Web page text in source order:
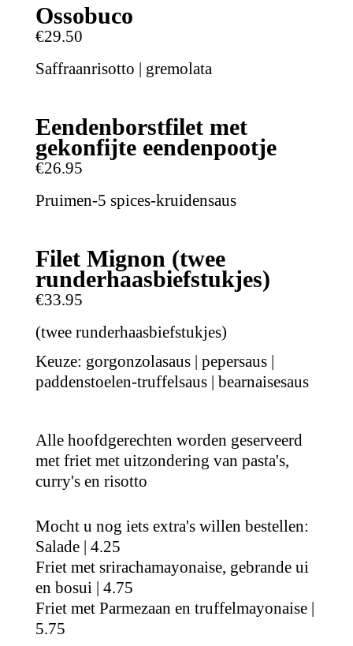
Ossobuco
€29.50
Saffraanrisotto | gremolata
Eendenborstfilet met
gekonfijte eendenpootje
€26.95
Pruimen-5 spices-kruidensaus
Filet Mignon (twee
runderhaasbiefstukjes)
€33.95
(twee runderhaasbiefstukjes)
Keuze: gorgonzolasaus | pepersaus |
paddenstoelen-truffelsaus | bearnaisesaus
Alle hoofdgerechten worden geserveerd
met friet met uitzondering van pasta's,
curry's en risotto
Mocht u nog iets extra's willen bestellen:
Salade | 4.25
Friet met srirachamayonaise, gebrande ui
en bosui | 4.75
Friet met Parmezaan en truffelmayonaise |
5.75